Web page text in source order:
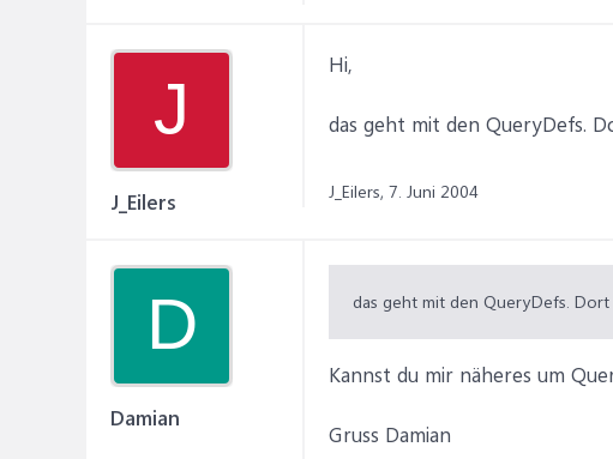
J
J_Eilers
Hi,
das geht mit den QueryDefs.
J_Eilers, 7. Juni 2004
D
Damian
das geht mit den QueryDefs.
Kannst du mir näheres um
Gruss Damian